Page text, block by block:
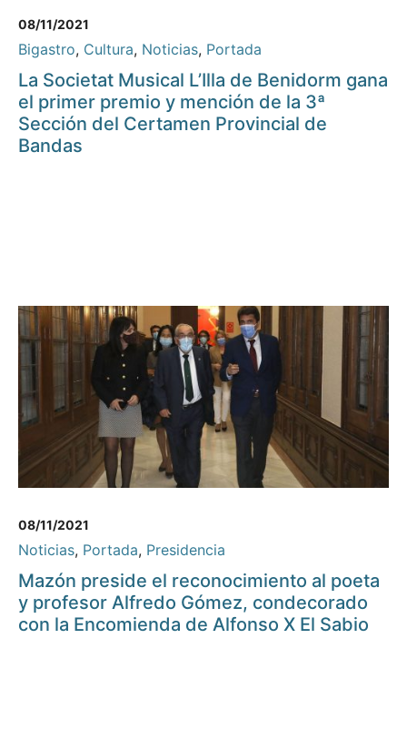
08/11/2021
Bigastro, Cultura, Noticias, Portada
La Societat Musical L’Illa de Benidorm gana
el primer premio y mención de la 3ª
Sección del Certamen Provincial de
Bandas
08/11/2021
Noticias, Portada, Presidencia
Mazón preside el reconocimiento al poeta
y profesor Alfredo Gómez, condecorado
con la Encomienda de Alfonso X El Sabio